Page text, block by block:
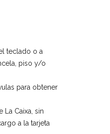
teclado o a
piso y/o
para obtener
Caixa, sin
a la tarjeta